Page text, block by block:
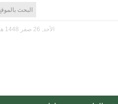
الأحد, 26 صفر 1448 هجريا, الموافق 9 أغسطس 2026 ميلاديا